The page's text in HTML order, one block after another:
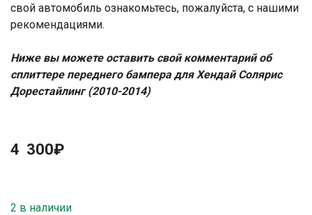
свой автомобиль ознакомьтесь, пожалуйста, с нашими
рекомендациями.
Ниже вы можете оставить свой комментарий об
сплиттере переднего бампера для Хендай Солярис
Дорестайлинг (2010-2014)
4 300₽
2 в наличии